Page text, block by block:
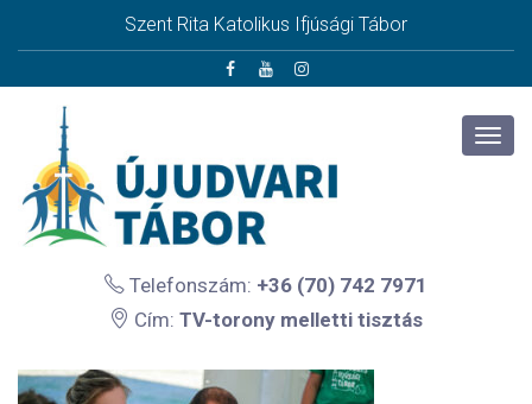
Szent Rita Katolikus Ifjúsági Tábor
Telefonszám: +36 (70) 742 7971
Cím: TV-torony melletti tisztás